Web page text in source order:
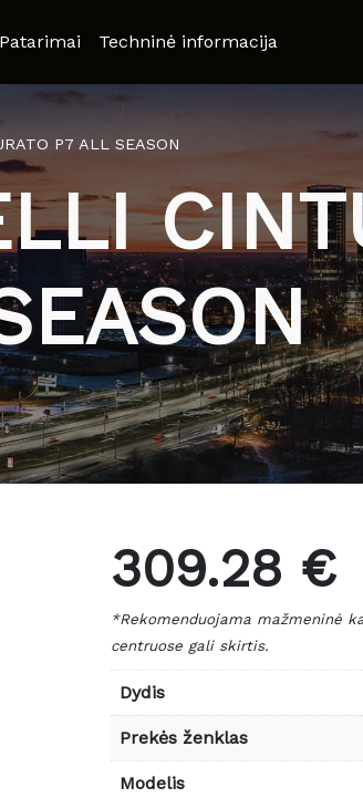
Patarimai Techninė informacija
P7 ALL SEASON
309.28 €
*Rekomenduojama mažmeninė
centruose gali skirtis.
Dydis
Prekės ženklas
Modelis